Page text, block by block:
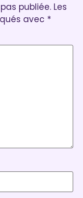
publiée. Les
avec *